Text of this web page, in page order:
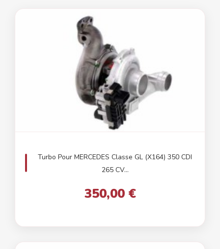
Turbo Pour MERCEDES Classe GL (X164) 350 CDI
265 CV...
350,00 €